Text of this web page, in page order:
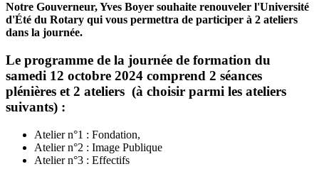
Notre Gouverneur, Yves Boyer souhaite renouveler l'Université
d'Été du Rotary qui vous permettra de participer à 2 ateliers
dans la journée.
Le programme de la journée de formation du
samedi 12 octobre 2024 comprend 2 séances
plénières et 2 ateliers (à choisir parmi les ateliers
suivants) :
Atelier n°1 : Fondation,
Atelier n°2 : Image Publique
Atelier n°3 : Effectifs